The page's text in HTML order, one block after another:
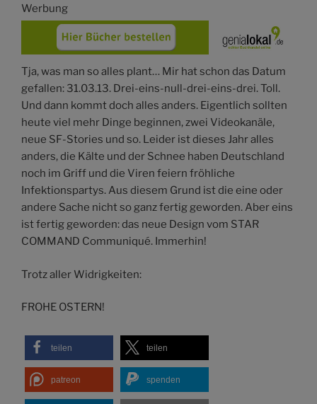
Werbung
Tja, was man so alles plant… Mir hat schon das Datum
gefallen: 31.03.13. Drei-eins-null-drei-eins-drei. Toll.
Und dann kommt doch alles anders. Eigentlich sollten
heute viel mehr Dinge beginnen, zwei Videokanäle,
neue SF-Stories und so. Leider ist dieses Jahr alles
anders, die Kälte und der Schnee haben Deutschland
noch im Griff und die Viren feiern fröhliche
Infektionspartys. Aus diesem Grund ist die eine oder
andere Sache nicht so ganz fertig geworden. Aber eins
ist fertig geworden: das neue Design vom STAR
COMMAND Communiqué. Immerhin!
Trotz aller Widrigkeiten:
FROHE OSTERN!
teilen teilen
patreon spenden